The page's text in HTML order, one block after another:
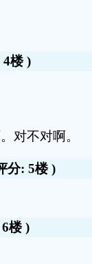
4楼)
对不对啊。
分: 5楼)
6楼)